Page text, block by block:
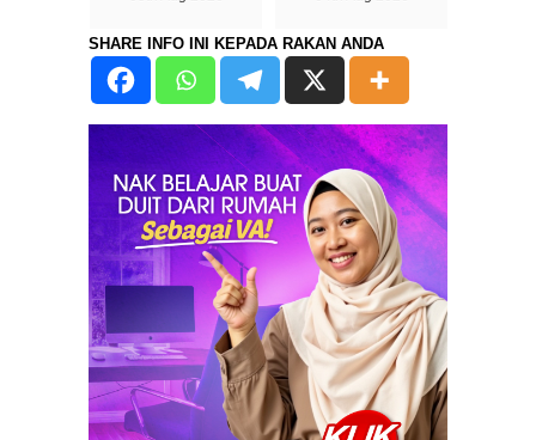
SHARE INFO INI KEPADA RAKAN ANDA